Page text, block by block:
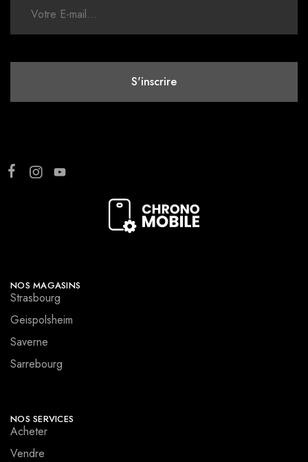
NOS MAGASINS
Strasbourg
Geispolsheim
Saverne
Sarrebourg
NOS SERVICES
Acheter
Vendre